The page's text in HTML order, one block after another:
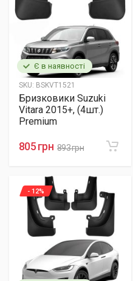
Є в наявності
SKU: BSKVT1521
Бризковики Suzuki
Vitara 2015+, (4шт.)
Premium
805 грн 893 грн
- 12%